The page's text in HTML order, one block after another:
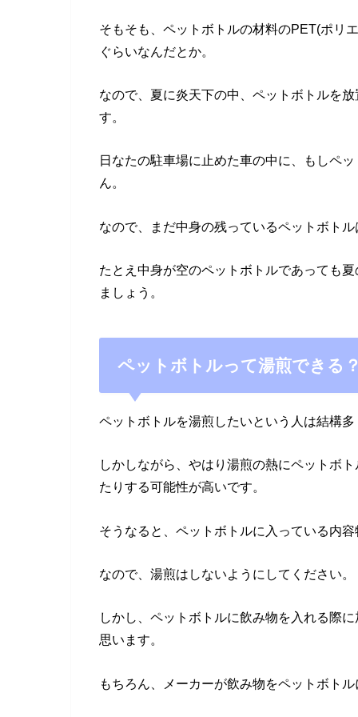
そもそも、ペットボトルの材料のPET(ポリ
ぐらいなんだとか。
なので、夏に炎天下の中、ペットボトルを
す。
日なたの駐車場に止めた車の中に、もしペ
ん。
なので、まだ中身の残っているペットボト
たとえ中身が空のペットボトルであっても
ましょう。
ペットボトルって湯煎できる
ペットボトルを湯煎したいという人は結構
しかしながら、やはり湯煎の熱にペットボ
たりする可能性が高いです。
そうなると、ペットボトルに入っている内
なので、湯煎はしないようにしてください。
しかし、ペットボトルに飲み物を入れる際
思います。
もちろん、メーカーが飲み物をペットボト